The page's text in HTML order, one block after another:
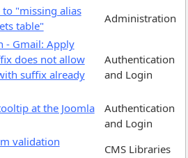
"missing alias
table"
Administration
- Gmail: Apply
does not allow
suffix already
Authentication
and Login
at the Joomla
Authentication
and Login
validation
CMS Libraries